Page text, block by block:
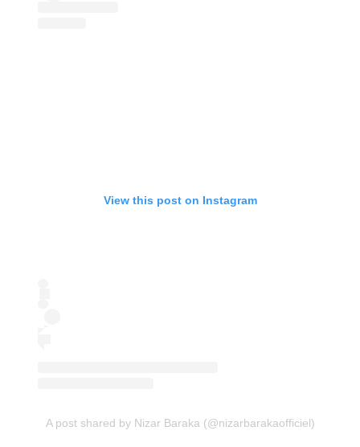
View this post on Instagram
A post shared by Nizar Baraka (@nizarbarakaofficiel)